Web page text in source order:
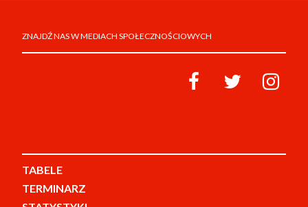
ZNAJDŹ NAS W MEDIACH SPOŁECZNOŚCIOWYCH
TABELE
TERMINARZ